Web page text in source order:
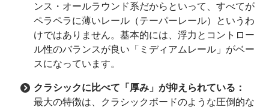
ンス・オールラウンド系だからといって、すべてが
ペラペラに薄いレール（テーパーレール）というわ
けではありません。基本的には、浮力とコントロー
ル性のバランスが良い「ミディアムレール」がベー
スになっています。
クラシックに比べて「厚み」が抑えられている：
最大の特徴は、クラシックボードのような圧倒的な